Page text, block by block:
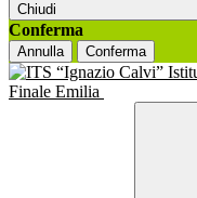
Chiudi
Conferma
Annulla Conferma
Finale Emilia